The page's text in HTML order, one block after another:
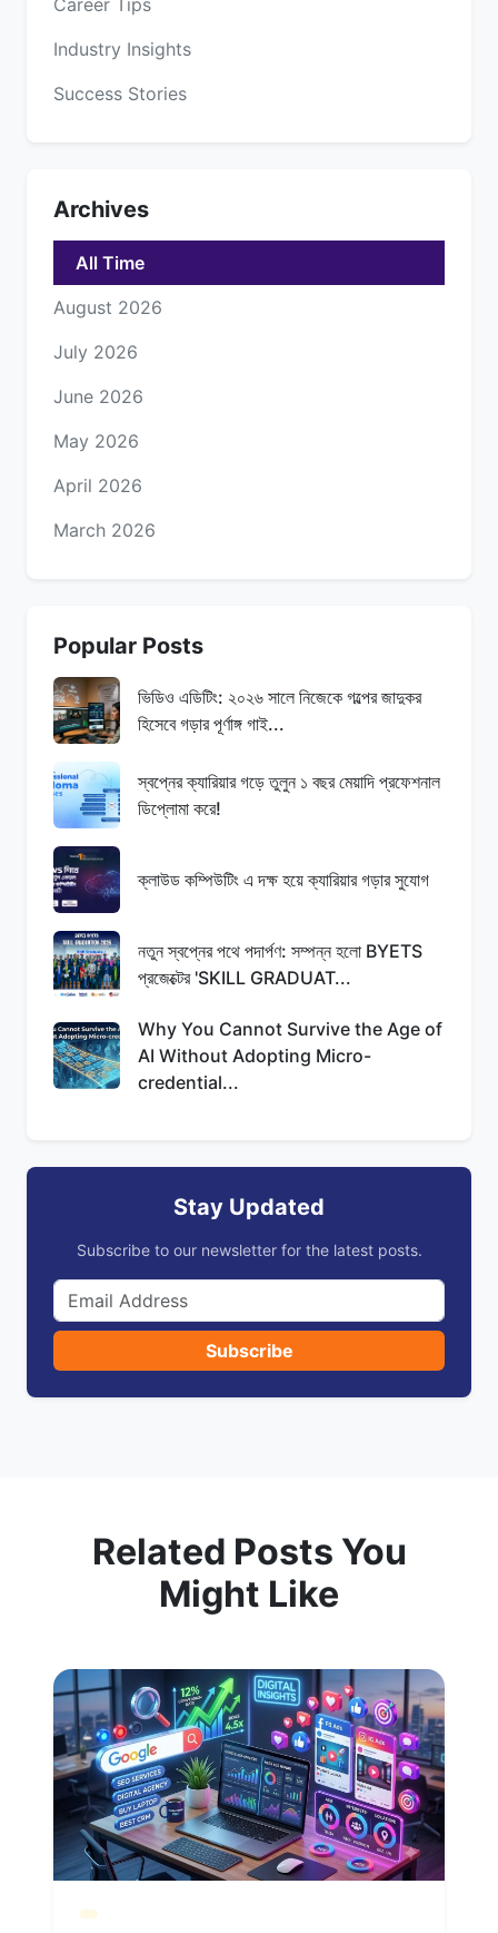
Industry Insights
Success Stories
Archives
All Time
August 2026
July 2026
June 2026
May 2026
April 2026
March 2026
Popular Posts
ভিডিও এডিটিং: ২০২৬ সালে নিজেকে গল্পের জাদুকর
হিসেবে গড়ার পূর্ণাঙ্গ গাই...
স্বপ্নের ক্যারিয়ার গড়ে তুলুন ১ বছর মেয়াদি প্রফেশনাল
ডিপ্লোমা করে!
ক্লাউড কম্পিউটিং এ দক্ষ হয়ে ক্যারিয়ার গড়ার সুযোগ
নতুন স্বপ্নের পথে পদার্পণ: সম্পন্ন হলো BYETS
প্রজেক্টের 'SKILL GRADUAT...
Why You Cannot Survive the Age of
AI Without Adopting Micro-
credential...
Stay Updated
Subscribe to our newsletter for the latest posts.
Subscribe
Related Posts You
Might Like